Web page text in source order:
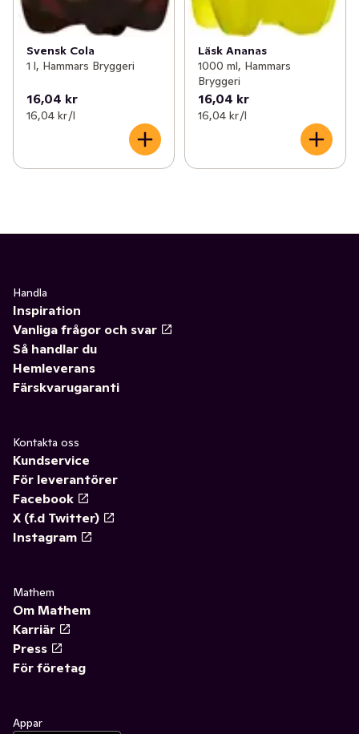
Svensk Cola
1 l, Hammars Bryggeri
16,04 kr
16,04 kr /l
Läsk Ananas
1000 ml, Hammars
Bryggeri
16,04 kr
16,04 kr /l
Handla
Inspiration
Vanliga frågor och svar
Så handlar du
Hemleverans
Färskvarugaranti
Kontakta oss
Kundservice
För leverantörer
Facebook
X (f.d Twitter)
Instagram
Mathem
Om Mathem
Karriär
Press
För företag
Appar